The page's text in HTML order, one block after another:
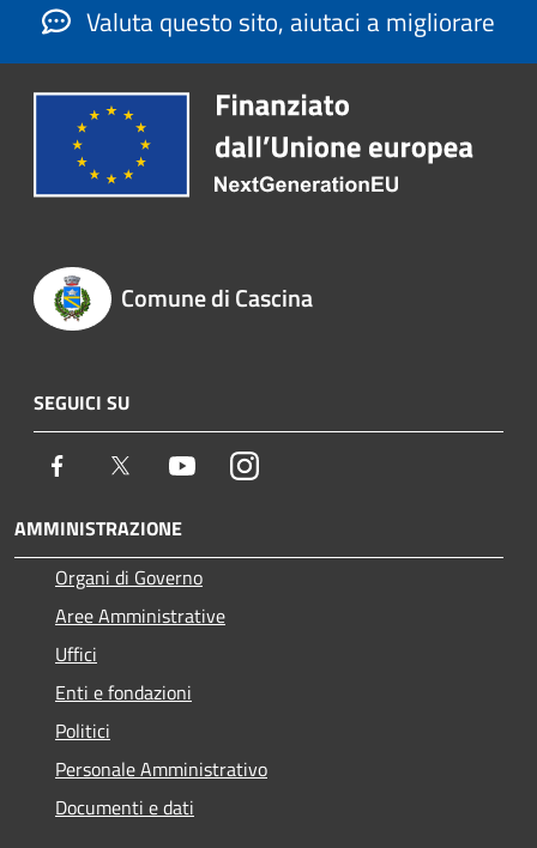
Valuta questo sito, aiutaci a migliorare
Comune di Cascina
SEGUICI SU
Facebook Twitter YoutubeInstagram
AMMINISTRAZIONE
Organi di Governo
Aree Amministrative
Uffici
Enti e fondazioni
Politici
Personale Amministrativo
Documenti e dati